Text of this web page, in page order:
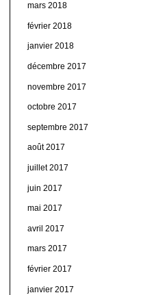
mars 2018
février 2018
janvier 2018
décembre 2017
novembre 2017
octobre 2017
septembre 2017
août 2017
juillet 2017
juin 2017
mai 2017
avril 2017
mars 2017
février 2017
janvier 2017